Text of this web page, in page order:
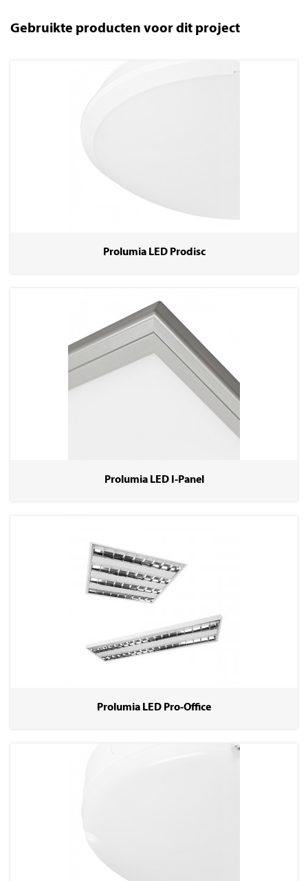
Gebruikte producten voor dit project
Prolumia LED Prodisc
Prolumia LED I-Panel
Prolumia LED Pro-Office